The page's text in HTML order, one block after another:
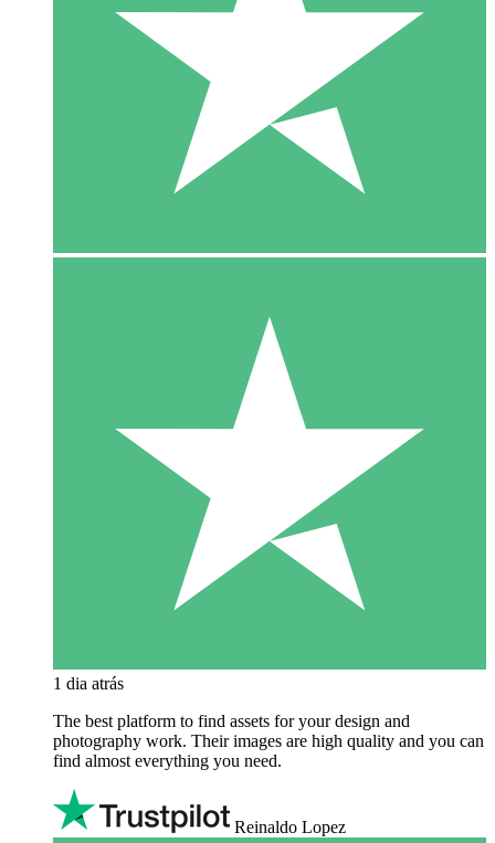
1 dia atrás
The best platform to find assets for your design and
photography work. Their images are high quality and you can
find almost everything you need.
Reinaldo Lopez